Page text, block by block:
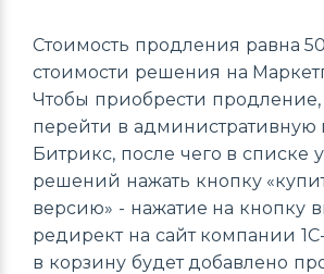
Стоимость продления равна
стоимости решения на
Чтобы приобрести
перейти в административную
Битрикс, после чего в списке
решений нажать кнопку
версию» - нажатие на кнопку
редирект на сайт компании
в корзину будет добавлено